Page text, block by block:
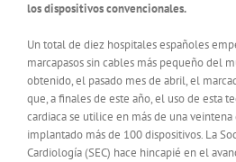
los dispositivos convencionales.
Un total de diez hospitales españoles
marcapasos sin cables más pequeño del
obtenido, el pasado mes de abril, el
que, a finales de este año, el uso de esta
cardiaca se utilice en más de una
implantado más de 100 dispositivos. La
Cardiología (SEC) hace hincapié en el